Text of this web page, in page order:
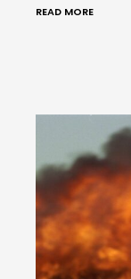
READ MORE